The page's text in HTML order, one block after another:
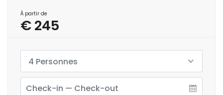
À partir de
€ 245
4 Personnes